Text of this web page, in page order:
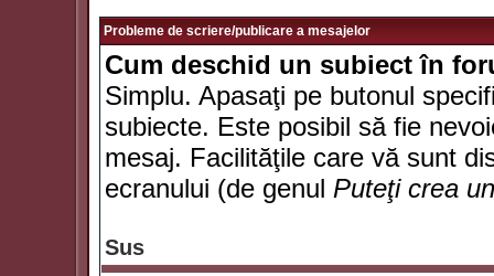
Probleme de scriere/publicare a mesajelor
Cum deschid un subiect în
Simplu. Apasaţi pe butonul
subiecte. Este posibil să fie
mesaj. Facilităţile care vă sunt
ecranului (de genul Puteţi crea
Sus